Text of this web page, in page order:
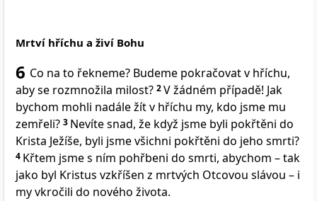
Mrtví hříchu a živí Bohu
6 Co na to řekneme? Budeme pokračovat v hříchu,
aby se rozmnožila milost? 2V žádném případě! Jak
bychom mohli nadále žít v hříchu my, kdo jsme mu
zemřeli? 3 Nevíte snad, že když jsme byli pokřtěni do
Krista Ježíše, byli jsme všichni pokřtěni do jeho smrti?
4 Křtem jsme s ním pohřbeni do smrti, abychom – tak
jako byl Kristus vzkříšen z mrtvých Otcovou slávou – i
my vkročili do nového života.